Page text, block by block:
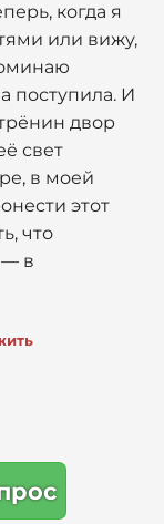
когда я
или вижу,
поступила. И
двор
свет
в моей
этот
что
— в